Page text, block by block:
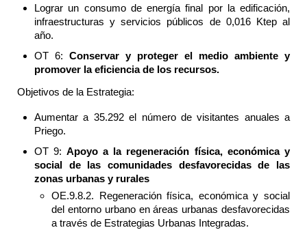
Lograr un consumo de energía final por la edificación,
infraestructuras y servicios públicos de 0,016 Ktep al
año.
OT 6: Conservar y proteger el medio ambiente y
promover la eficiencia de los recursos.
Objetivos de la Estrategia:
Aumentar a 35.292 el número de visitantes anuales a
Priego.
OT 9: Apoyo a la regeneración física, económica y
social de las comunidades desfavorecidas de las
zonas urbanas y rurales
OE.9.8.2. Regeneración física, económica y social
del entorno urbano en áreas urbanas desfavorecidas
a través de Estrategias Urbanas Integradas.